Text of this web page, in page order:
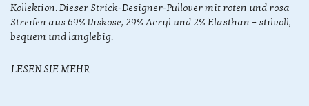
Kollektion. Dieser Strick-Designer-Pullover mit roten und rosa
Streifen aus 69% Viskose, 29% Acryl und 2% Elasthan – stilvoll,
bequem und langlebig.
LESEN SIE MEHR